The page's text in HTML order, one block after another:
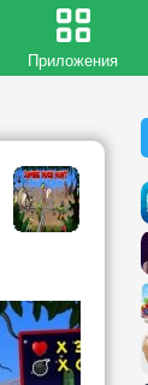
Приложения